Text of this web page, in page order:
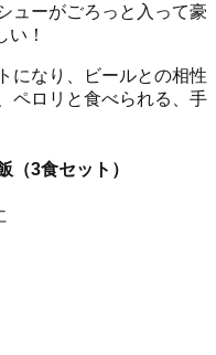
ューがごろっと入って豪
！
になり、ビールとの相性
ペロリと食べられる、手
（3食セット）